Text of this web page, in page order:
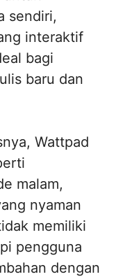
sendiri,
interaktif
bagi
baru dan
Wattpad
malam,
nyaman
memiliki
pengguna
dengan